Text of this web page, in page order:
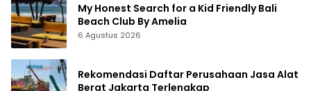
My Honest Search for a Kid Friendly Bali
Beach Club By Amelia
6 Agustus 2026
Rekomendasi Daftar Perusahaan Jasa Alat
Berat Jakarta Terlengkap